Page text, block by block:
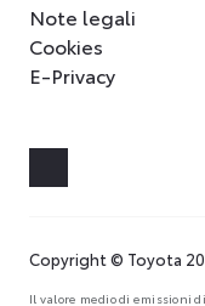
Note legali
Cookies
E-Privacy
Copyright © Toyota
Il valore medio di emissioni